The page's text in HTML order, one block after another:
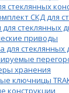
стеклянных
СКД для
стеклянных
приводы
для стеклянных
хранения
ключницы
конструкции